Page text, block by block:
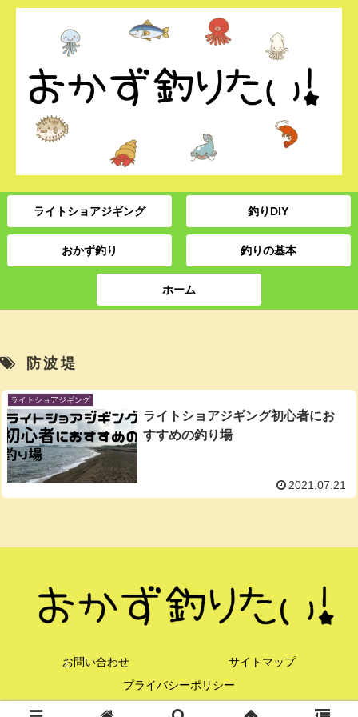
ライトショアジギング 釣りDIY
おかず釣り 釣りの基本
ホーム
防波堤
ライトショアジギング
ライトショアジギング初心者にお
すすめの釣り場
2021.07.21
お問い合わせ
サイトマップ
プライバシーポリシー
© 2021 おかず釣りたい！.